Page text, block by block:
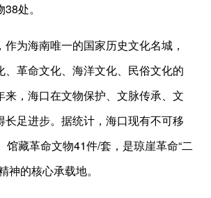
处。
作为海南唯一的国家历史文化名城，
、革命文化、海洋文化、民俗文化的
来，海口在文物保护、文脉传承、文
长足进步。据统计，海口现有不可移
馆藏革命文物41件/套，是琼崖革命“二
神的核心承载地。